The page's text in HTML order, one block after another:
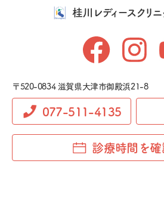
桂川レディースクリニ
〒520-0834 滋賀県大津市御殿浜21-8
077-511-4135
診療時間を確